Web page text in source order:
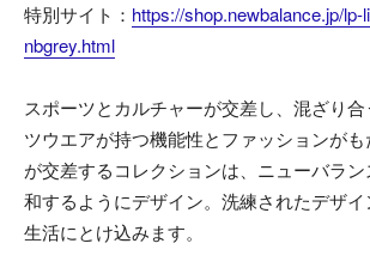
特別サイト： https://shop.newbalance.jp/lp-
nbgrey.html
スポーツとカルチャーが交差し、混ざり
ツウエアが持つ機能性とファッションが
が交差するコレクションは、ニューバラ
和するようにデザイン。洗練されたデザ
生活にとけ込みます。